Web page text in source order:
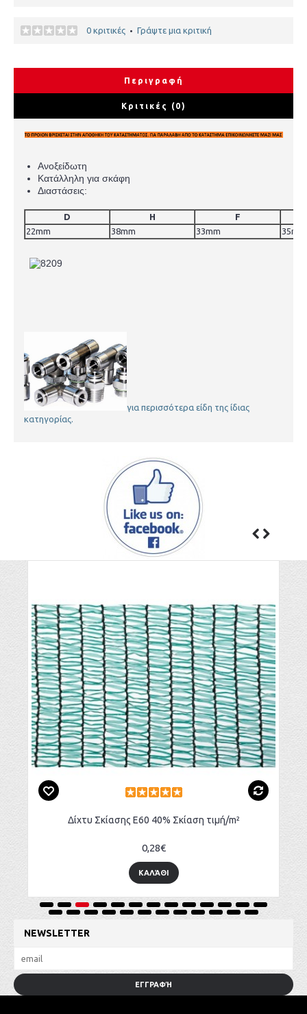
0 κριτικές • Γράψτε μια κριτική
Περιγραφή
Κριτικές (0)
Ανοξείδωτη
Κατάλληλη για σκάφη
Διαστάσεις:
D H
F
22mm
38mm 33mm 35mm
για περισσότερα είδη της ίδιας
κατηγορίας.
Δίχτυ Σκίασης Ε60 40% Σκίαση τιμή/m²
0,28€
ΚΑΛΆΘΙ
NEWSLETTER
ΕΓΓΡΑΦΉ